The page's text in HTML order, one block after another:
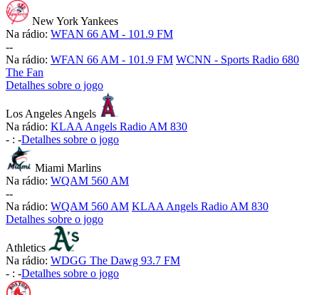
New York Yankees
Na rádio: WFAN 66 AM - 101.9 FM
--
Na rádio: WFAN 66 AM - 101.9 FM WCNN - Sports Radio 680
The Fan
Detalhes sobre o jogo
Los Angeles Angels
Na rádio: KLAA Angels Radio AM 830
- : -Detalhes sobre o jogo
Miami Marlins
Na rádio: WQAM 560 AM
--
Na rádio: WQAM 560 AM KLAA Angels Radio AM 830
Detalhes sobre o jogo
Athletics
Na rádio: WDGG The Dawg 93.7 FM
- : -Detalhes sobre o jogo